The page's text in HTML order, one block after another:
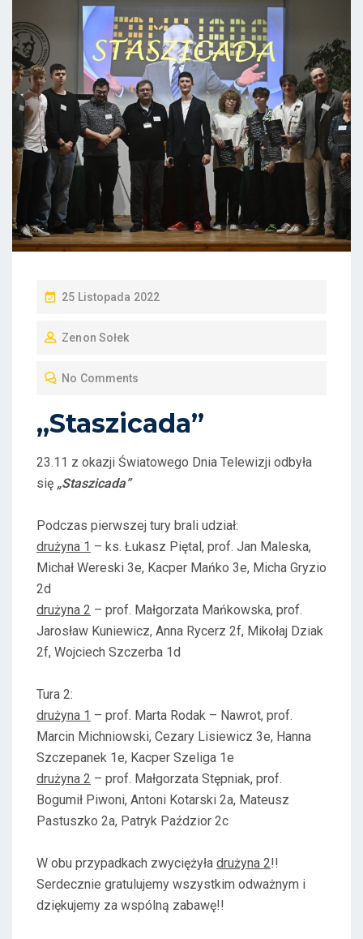
P
S
O
N
25 Listopada 2022
Zenon Sołek
No Comments
„Staszicada”
23.11 z okazji Światowego Dnia Telewizji odbyła
się „Staszicada”
Podczas pierwszej tury brali udział:
drużyna 1 – ks. Łukasz Piętal, prof. Jan Maleska,
Michał Wereski 3e, Kacper Mańko 3e, Micha Gryzio
2d
drużyna 2 – prof. Małgorzata Mańkowska, prof.
Jarosław Kuniewicz, Anna Rycerz 2f, Mikołaj Dziak
2f, Wojciech Szczerba 1d
Tura 2:
drużyna 1 – prof. Marta Rodak – Nawrot, prof.
Marcin Michniowski, Cezary Lisiewicz 3e, Hanna
Szczepanek 1e, Kacper Szeliga 1e
drużyna 2 – prof. Małgorzata Stępniak, prof.
Bogumił Piwoni, Antoni Kotarski 2a, Mateusz
Pastuszko 2a, Patryk Paździor 2c
W obu przypadkach zwyciężyła drużyna 2!!
Serdecznie gratulujemy wszystkim odważnym i
dziękujemy za wspólną zabawę!!